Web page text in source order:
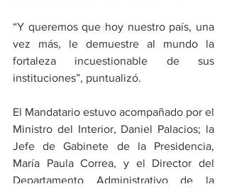
“Y queremos que hoy nuestro país, una
vez más, le demuestre al mundo la
fortaleza incuestionable de sus
instituciones”, puntualizó.
El Mandatario estuvo acompañado por el
Ministro del Interior, Daniel Palacios; la
Jefe de Gabinete de la Presidencia,
María Paula Correa, y el Director del
Departamento Administrativo de la